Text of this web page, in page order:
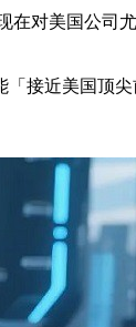
对美国公
接近美国顶